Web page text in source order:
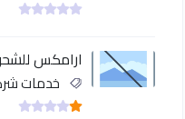
ارامكس
خدمات